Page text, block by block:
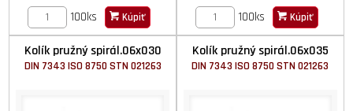
100ks
Kúpiť
100ks
Kúpiť
Kolík pružný spirál.06x030
DIN 7343 ISO 8750 STN 021263
Kolík pružný spirál.06x035
DIN 7343 ISO 8750 STN 021263